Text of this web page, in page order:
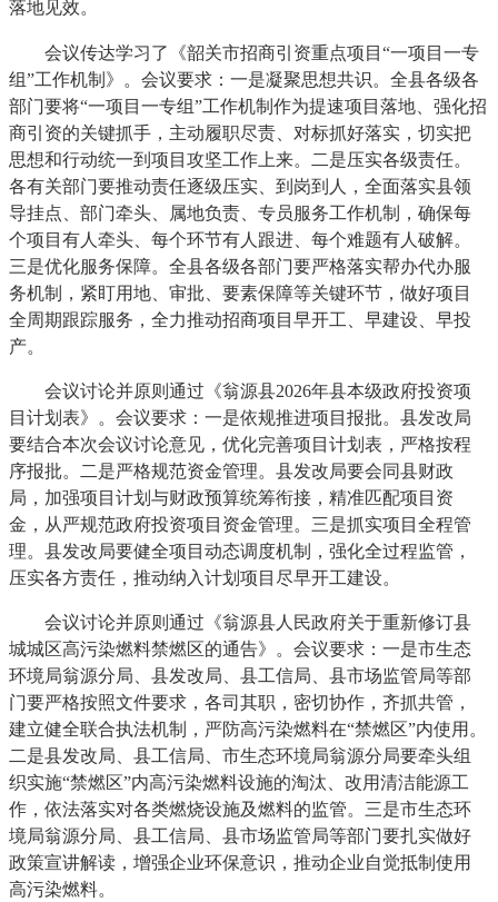
落地见效。
会议传达学习了《韶关市招商引资重点项目“一项目一专
组”工作机制》。会议要求：一是凝聚思想共识。全县各级各
部门要将“一项目一专组”工作机制作为提速项目落地、强化招
商引资的关键抓手，主动履职尽责、对标抓好落实，切实把
思想和行动统一到项目攻坚工作上来。二是压实各级责任。
各有关部门要推动责任逐级压实、到岗到人，全面落实县领
导挂点、部门牵头、属地负责、专员服务工作机制，确保每
个项目有人牵头、每个环节有人跟进、每个难题有人破解。
三是优化服务保障。全县各级各部门要严格落实帮办代办服
务机制，紧盯用地、审批、要素保障等关键环节，做好项目
全周期跟踪服务，全力推动招商项目早开工、早建设、早投
产。
会议讨论并原则通过《翁源县2026年县本级政府投资项
目计划表》。会议要求：一是依规推进项目报批。县发改局
要结合本次会议讨论意见，优化完善项目计划表，严格按程
序报批。二是严格规范资金管理。县发改局要会同县财政
局，加强项目计划与财政预算统筹衔接，精准匹配项目资
金，从严规范政府投资项目资金管理。三是抓实项目全程管
理。县发改局要健全项目动态调度机制，强化全过程监管，
压实各方责任，推动纳入计划项目尽早开工建设。
会议讨论并原则通过《翁源县人民政府关于重新修订县
城城区高污染燃料禁燃区的通告》。会议要求：一是市生态
环境局翁源分局、县发改局、县工信局、县市场监管局等部
门要严格按照文件要求，各司其职，密切协作，齐抓共管，
建立健全联合执法机制，严防高污染燃料在“禁燃区”内使用。
二是县发改局、县工信局、市生态环境局翁源分局要牵头组
织实施“禁燃区”内高污染燃料设施的淘汰、改用清洁能源工
作，依法落实对各类燃烧设施及燃料的监管。三是市生态环
境局翁源分局、县工信局、县市场监管局等部门要扎实做好
政策宣讲解读，增强企业环保意识，推动企业自觉抵制使用
高污染燃料。